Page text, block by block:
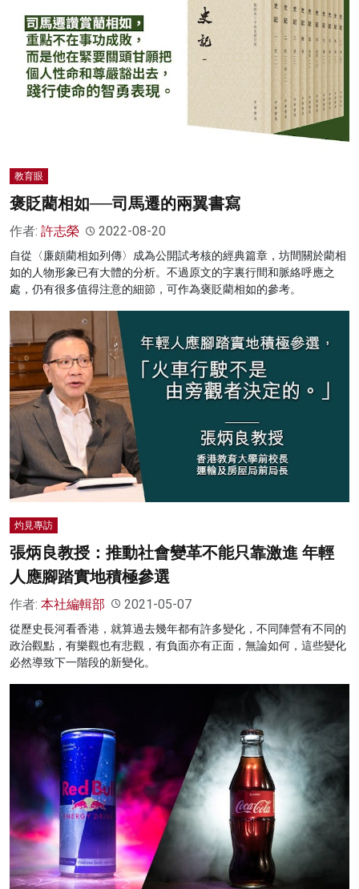
教育眼
褒貶藺相如──司馬遷的兩翼書寫
作者: 許志榮 2022-08-20
自從〈廉頗藺相如列傳〉成為公開試考核的經典篇章，坊間關於藺相
如的人物形象已有大體的分析。不過原文的字裏行間和脈絡呼應之
處，仍有很多值得注意的細節，可作為褒貶藺相如的參考。
灼見專訪
張炳良教授：推動社會變革不能只靠激進 年輕
人應腳踏實地積極參選
作者: 本社編輯部 2021-05-07
從歷史長河看香港，就算過去幾年都有許多變化，不同陣營有不同的
政治觀點，有樂觀也有悲觀，有負面亦有正面，無論如何，這些變化
必然導致下一階段的新變化。